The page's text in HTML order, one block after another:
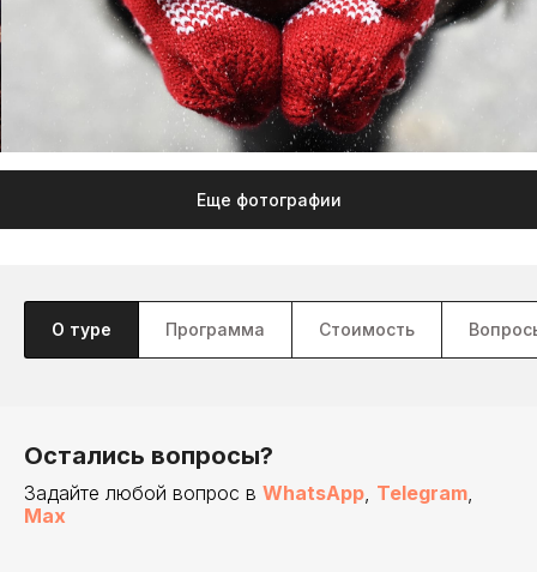
Еще фотографии
О туре Программа Стоимость
Остались вопросы?
Задайте любой вопрос в WhatsApp, Telegram,
Max